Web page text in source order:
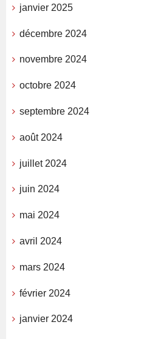
janvier 2025
décembre 2024
novembre 2024
octobre 2024
septembre 2024
août 2024
juillet 2024
juin 2024
mai 2024
avril 2024
mars 2024
février 2024
janvier 2024